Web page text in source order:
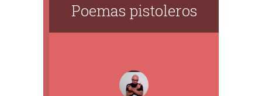
Poemas pistoleros